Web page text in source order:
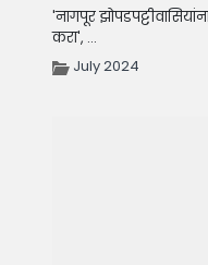
'नागपूर
करा', ...
July 2024